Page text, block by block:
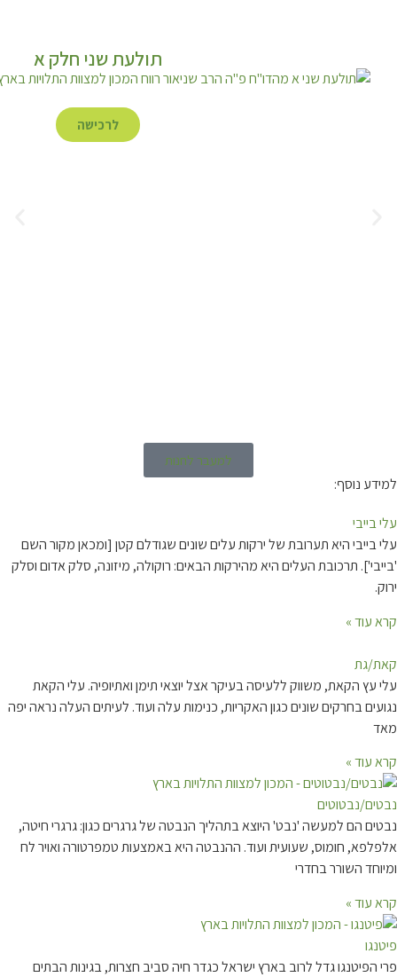
תולעת שני חלק א
לרכישה
למעבר לחנות
נוסף:
היא תערובת של ירקות עלים שונים שגודלם קטן [ומכאן מקור השם
תרכובת העלים היא מהירקות הבאים: רוקולה, מיזונה, סלק אדום וסלק
»
גת
הקאת, משווק ללעיסה בעיקר אצל יוצאי תימן ואתיופיה. עלי הקאת
בחרקים שונים כגון האקריות, כנימות עלה ועוד. לעיתים העלה נראה יפה
»
נבטוטים
הם למעשה 'נבט' היוצא בתהליך הנבטה של גרגרים כגון: גרגרי חיטה,
חומוס, שעועית ועוד. ההנבטה היא באמצעות טמפרטורה ואויר לח
השורר בחדרי
»
גדל לרוב בארץ ישראל כגדר חיה סביב חצרות, בגינות הבתים